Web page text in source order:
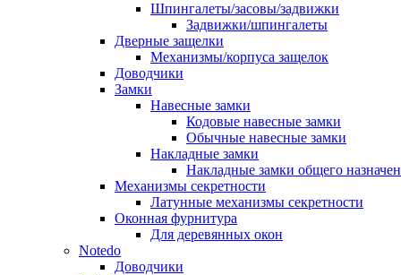
Шпингалеты/засовы/задвижки
Задвижки/шпингалеты
Дверные защелки
Механизмы/корпуса защелок
Доводчики
Замки
Навесные замки
Кодовые навесные замки
Обычные навесные замки
Накладные замки
Накладные замки общего
Механизмы секретности
Латунные механизмы секретности
Оконная фурнитура
Для деревянных окон
Notedo
Доводчики